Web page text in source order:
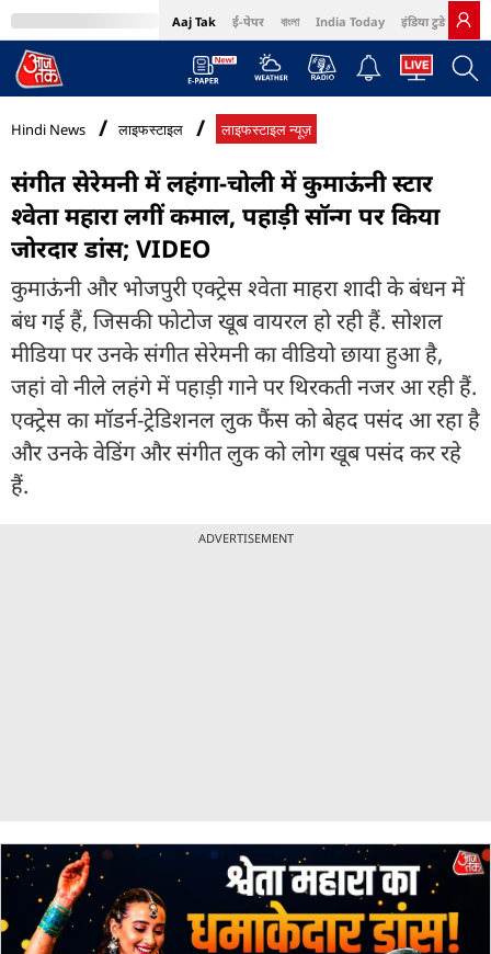
Aaj Tak ई-पेपर বাংলা India Today इंडिया टुडे हिंदी
MumbaiTak Cosmopolitan Harper's Bazaar Northeast
Hindi News लाइफस्टाइल लाइफस्टाइल न्यूज़
संगीत सेरेमनी में लहंगा-चोली में कुमाऊंनी स्टार
श्वेता महारा लगीं कमाल, पहाड़ी सॉन्ग पर किया
जोरदार डांस; VIDEO
कुमाऊंनी और भोजपुरी एक्ट्रेस श्वेता माहरा शादी के बंधन में
बंध गई हैं, जिसकी फोटोज खूब वायरल हो रही हैं. सोशल
मीडिया पर उनके संगीत सेरेमनी का वीडियो छाया हुआ है,
जहां वो नीले लहंगे में पहाड़ी गाने पर थिरकती नजर आ रही हैं.
एक्ट्रेस का मॉडर्न-ट्रेडिशनल लुक फैंस को बेहद पसंद आ रहा है
और उनके वेडिंग और संगीत लुक को लोग खूब पसंद कर रहे
हैं.
ADVERTISEMENT